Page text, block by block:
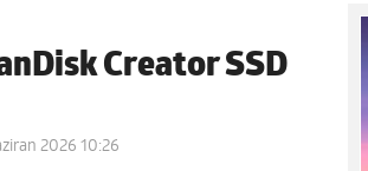
Creator SSD
2026 10:26